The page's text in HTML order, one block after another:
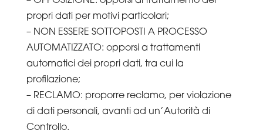
propri dati per motivi particolari;
– NON ESSERE SOTTOPOSTI A PROCESSO
AUTOMATIZZATO: opporsi a trattamenti
automatici dei propri dati, tra cui la
profilazione;
– RECLAMO: proporre reclamo, per violazione
di dati personali, avanti ad un’Autorità di
Controllo.